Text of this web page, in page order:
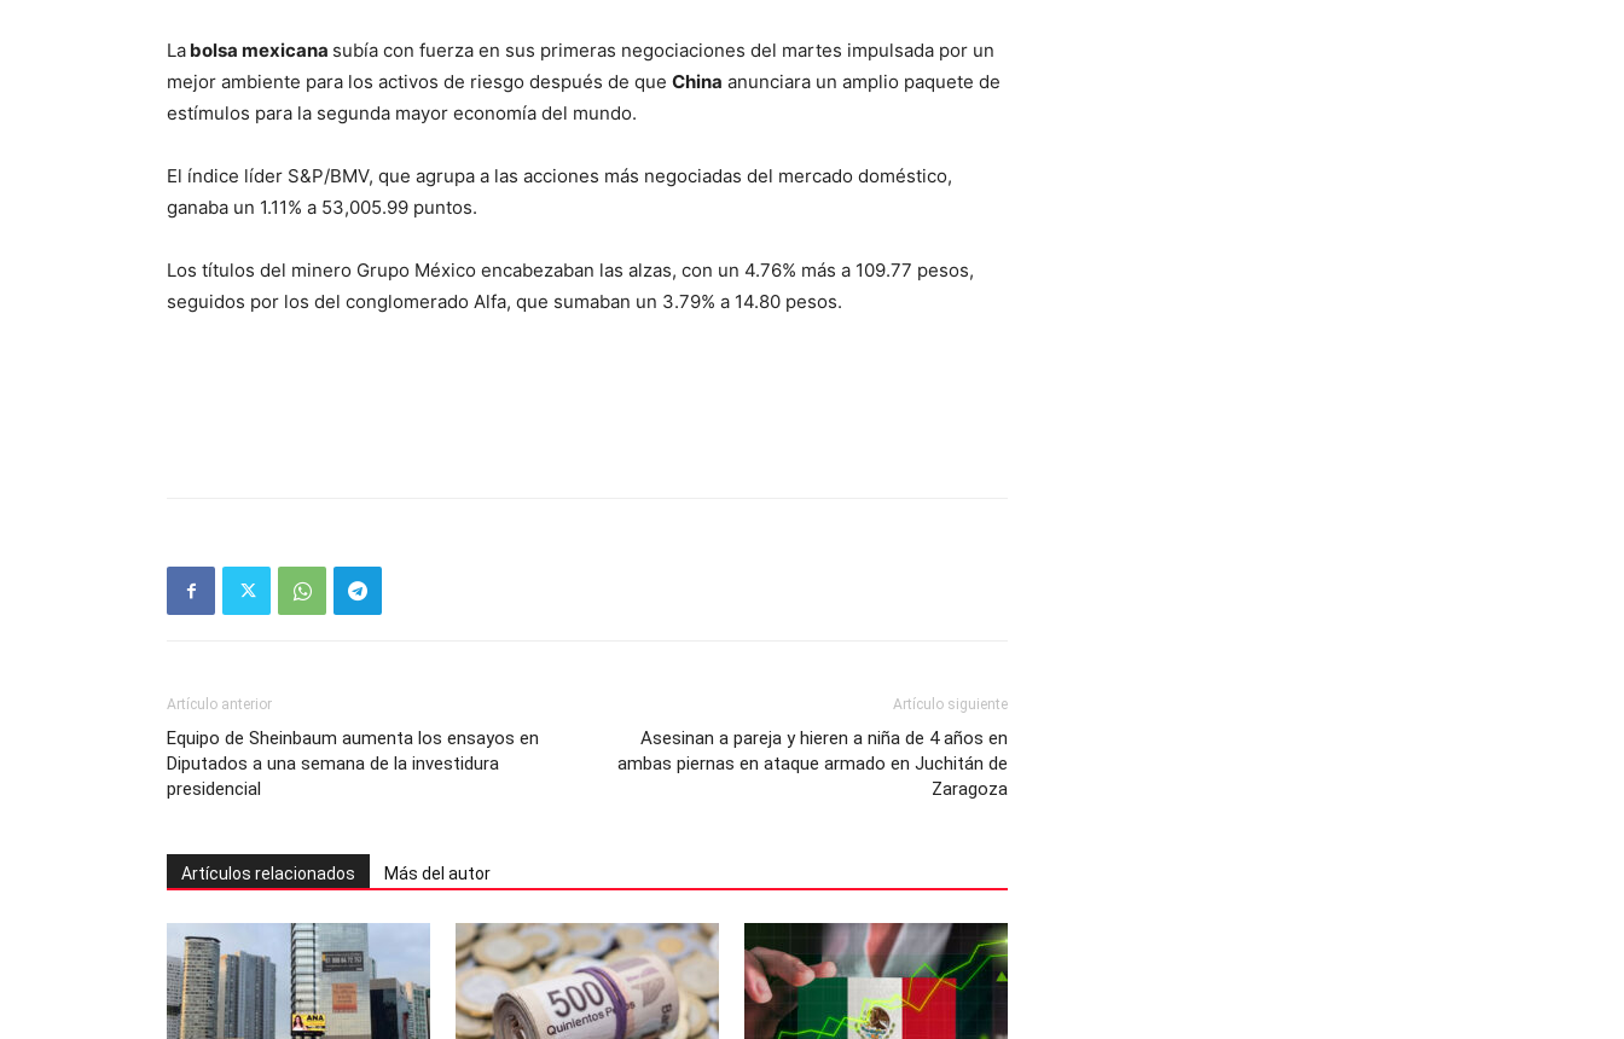
La bolsa mexicana subía con fuerza en sus primeras negociaciones del martes impulsada por un
mejor ambiente para los activos de riesgo después de que China anunciara un amplio paquete de
estímulos para la segunda mayor economía del mundo.
El índice líder S&P/BMV, que agrupa a las acciones más negociadas del mercado doméstico,
ganaba un 1.11% a 53,005.99 puntos.
Los títulos del minero Grupo México encabezaban las alzas, con un 4.76% más a 109.77 pesos,
seguidos por los del conglomerado Alfa, que sumaban un 3.79% a 14.80 pesos.
Artículo anterior
Equipo de Sheinbaum aumenta los ensayos en
Diputados a una semana de la investidura
presidencial
Artículo siguiente
Asesinan a pareja y hieren a niña de 4 años en
ambas piernas en ataque armado en Juchitán de
Zaragoza
Artículos relacionados Más del autor